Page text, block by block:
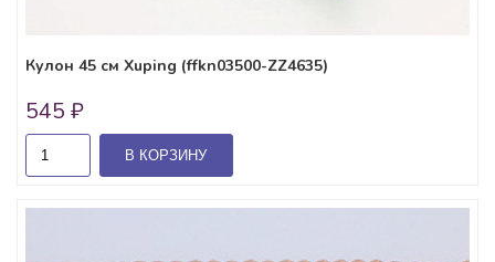
Кулон 45 см Xuping (ffkn03500-ZZ4635)
545 ₽
В КОРЗИНУ